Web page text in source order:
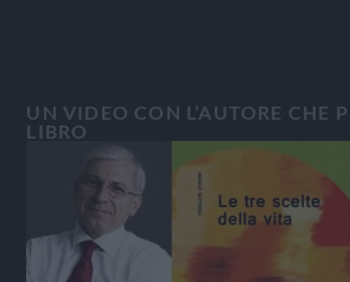
UN VIDEO CON L’AUTORE CHE
LIBRO